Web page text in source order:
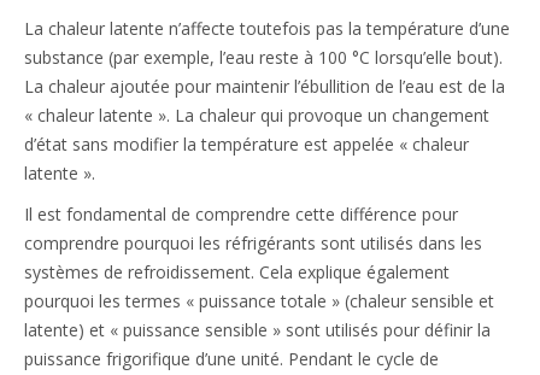
La chaleur latente n’affecte toutefois pas la température d’une
substance (par exemple, l’eau reste à 100 °C lorsqu’elle bout).
La chaleur ajoutée pour maintenir l’ébullition de l’eau est de la
« chaleur latente ». La chaleur qui provoque un changement
d’état sans modifier la température est appelée « chaleur
latente ».
Il est fondamental de comprendre cette différence pour
comprendre pourquoi les réfrigérants sont utilisés dans les
systèmes de refroidissement. Cela explique également
pourquoi les termes « puissance totale » (chaleur sensible et
latente) et « puissance sensible » sont utilisés pour définir la
puissance frigorifique d’une unité. Pendant le cycle de